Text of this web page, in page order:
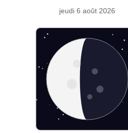
jeudi 6 août 2026